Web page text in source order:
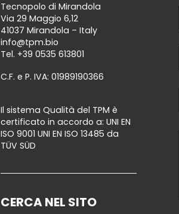
Tecnopolo di Mirandola
Via 29 Maggio 6,12
41037 Mirandola – Italy
info@tpm.bio
Tel. +39 0535 613801
C.F. e P. IVA: 01989190366
Il sistema Qualità del TPM è
certificato in accordo a: UNI EN
ISO 9001 UNI EN ISO 13485 da
TÜV SÜD
CERCA NEL SITO